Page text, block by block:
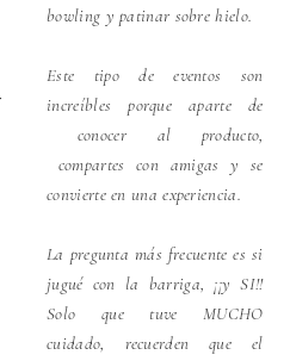
bowling y patinar sobre hielo.
Este tipo de eventos son
increíbles porque aparte de
conocer al producto,
compartes con amigas y se
convierte en una experiencia.
La pregunta más frecuente es si
jugué con la barriga, ¡¡y SI!!
Solo que tuve MUCHO
cuidado, recuerden que el